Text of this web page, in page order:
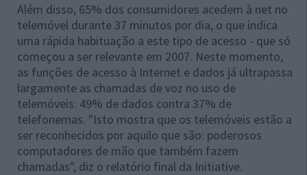
Além disso, 65% dos consumidores acedem à net no
telemóvel durante 37 minutos por dia, o que indica
uma rápida habituação a este tipo de acesso - que só
começou a ser relevante em 2007. Neste momento,
as funções de acesso à Internet e dados já ultrapassa
largamente as chamadas de voz no uso de
telemóveis: 49% de dados contra 37% de
telefonemas. "Isto mostra que os telemóveis estão a
ser reconhecidos por aquilo que são: poderosos
computadores de mão que também fazem
chamadas", diz o relatório final da Initiative.